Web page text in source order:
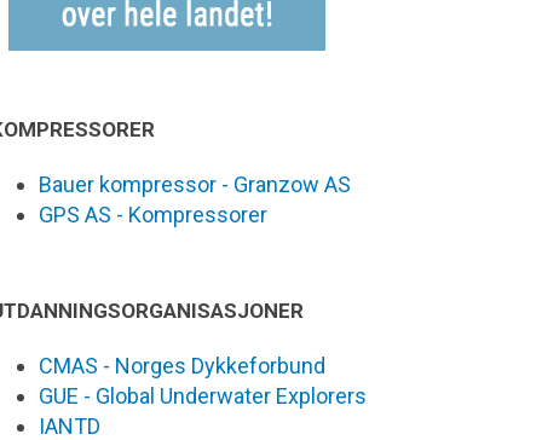
Bauer kompressor - Granzow AS
GPS AS - Kompressorer
CMAS - Norges Dykkeforbund
GUE - Global Underwater Explorers
IANTD